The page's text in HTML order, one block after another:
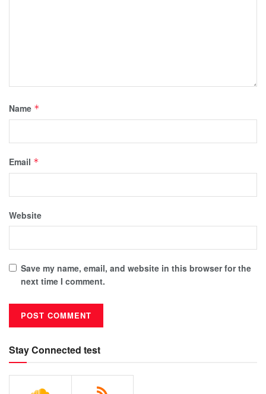
Name *
Email *
Website
Save my name, email, and website in this browser for the
next time I comment.
Stay Connected test